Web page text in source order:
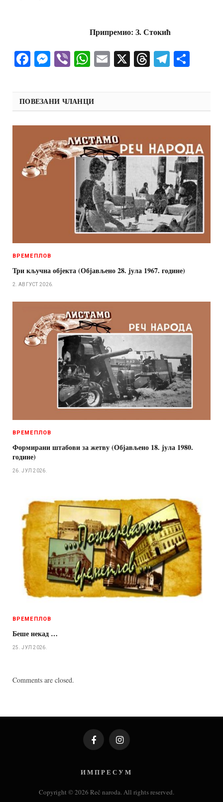
Припремио: З. Стокић
Facebook
Messenger
ViberWhatsApp
Email
X Threads
ПОВЕЗАНИ ЧЛАНЦИ
ВРЕМЕПЛОВ
Три кључна објекта (Објављено 28. jула 1967. године)
2. АВГУСТ 2026.
ВРЕМЕПЛОВ
Формирани штабови за жетву (Објављено 18. јула 1980.
године)
26. ЈУЛ 2026.
ВРЕМЕПЛОВ
Беше некад …
25. ЈУЛ 2026.
Comments are closed.
FacebookInstagram
И М П Р Е С У М
Copyright © 2026 Reč naroda. All rights reserved.